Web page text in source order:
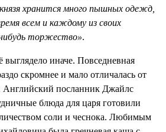
князя хранится много пышных одежд,
всем и каждому из своих
торжество».
иначе. Повседневная
скромнее и мало отличалась от
Английский посланник Джайлс
блюда для царя готовили
соли и чеснока. Любимым